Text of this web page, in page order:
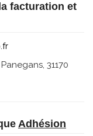
facturation et
31170
Adhésion